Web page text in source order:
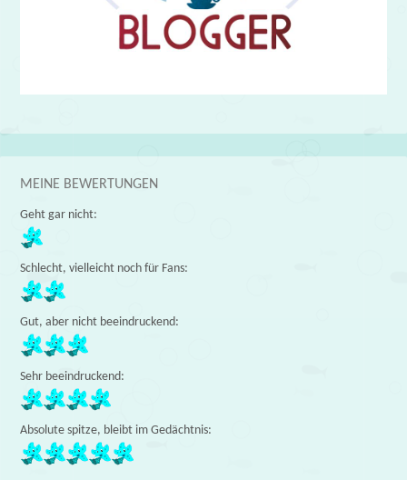
MEINE BEWERTUNGEN
Geht gar nicht:
Schlecht, vielleicht noch für Fans:
Gut, aber nicht beeindruckend:
Sehr beeindruckend:
Absolute spitze, bleibt im Gedächtnis: